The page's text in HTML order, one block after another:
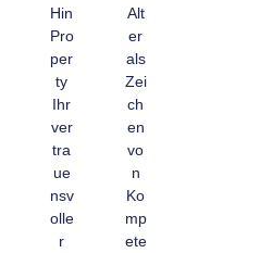
Hin
Pro
per
ty
Ihr
ver
tra
ue
nsv
olle
r
Alt
er
als
Zei
ch
en
vo
n
Ko
mp
ete